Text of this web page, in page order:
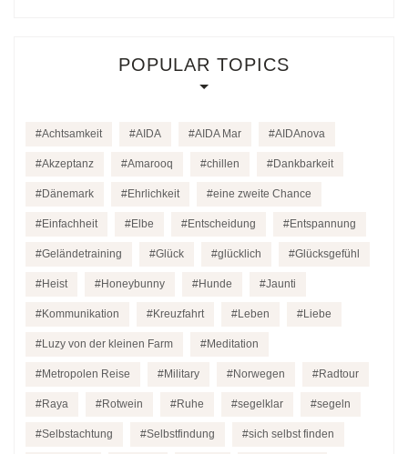
POPULAR TOPICS
Achtsamkeit AIDA AIDA Mar AIDAnova
Akzeptanz Amarooq chillen Dankbarkeit
Dänemark Ehrlichkeit eine zweite Chance
Einfachheit Elbe Entscheidung Entspannung
Geländetraining Glück glücklich Glücksgefühl
Heist Honeybunny Hunde Jaunti
Kommunikation Kreuzfahrt Leben Liebe
Luzy von der kleinen Farm Meditation
Metropolen Reise Military Norwegen Radtour
Raya Rotwein Ruhe segelklar segeln
Selbstachtung Selbstfindung sich selbst finden